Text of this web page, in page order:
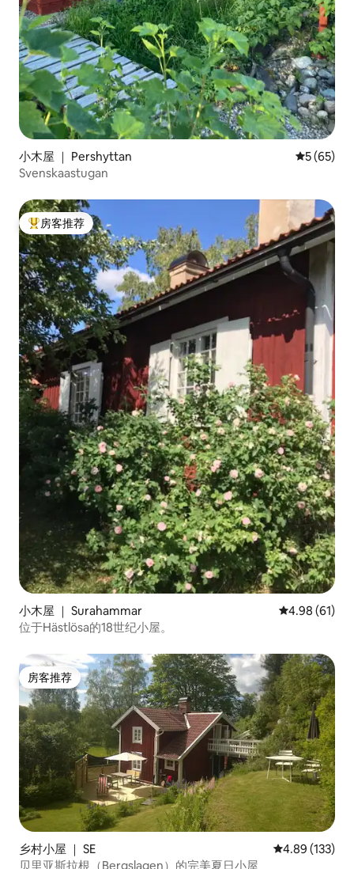
小木屋 ｜ Pershyttan 平均评分
5 (65)
Svenskaastugan
热门「房客推荐」
房客推荐
小木屋 ｜ Surahammar 平均评分
4.98 (61)
位于Hästlösa的18世纪小屋。
房客推荐
房客推荐
乡村小屋 ｜ SE 平均评分 4.89
4.89 (133)
贝里亚斯拉根（Bergslagen）的完美夏日小屋